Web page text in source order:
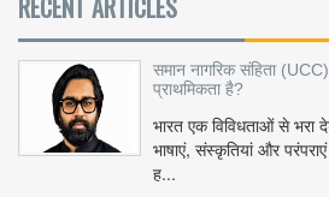
RECENT ARTICLES
समान नागरिक संहिता
प्राथमिकता है?
भारत एक विविधताओं से
भाषाएं, संस्कृतियां और
ह...